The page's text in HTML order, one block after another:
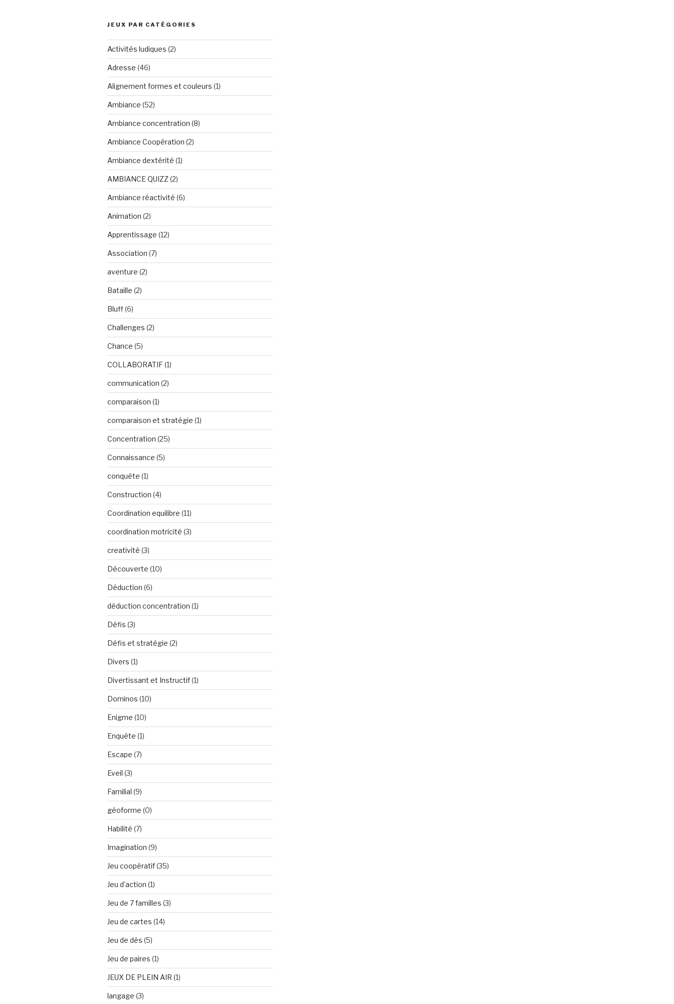
JEUX PAR CATÉGORIES
Activités ludiques (2)
Adresse (46)
Alignement formes et couleurs (1)
Ambiance (52)
Ambiance concentration (8)
Ambiance Coopération (2)
Ambiance dextérité (1)
AMBIANCE QUIZZ (2)
Ambiance réactivité (6)
Animation (2)
Apprentissage (12)
Association (7)
aventure (2)
Bataille (2)
Bluff(6)
Challenges (2)
Chance (5)
COLLABORATIF(1)
communication (2)
comparaison (1)
comparaison et stratégie (1)
Concentration (25)
Connaissance (5)
conquête (1)
Construction (4)
Coordination equilibre (11)
coordination motricité (3)
creativité (3)
Découverte (10)
Déduction (6)
déduction concentration (1)
Défis (3)
Défis et stratégie (2)
Divers (1)
Divertissant et Instructif(1)
Dominos (10)
Enigme (10)
Enquête (1)
Escape (7)
Eveil (3)
Familial (9)
géoforme (0)
Habilité (7)
Imagination (9)
Jeu coopératif(35)
Jeu d'action (1)
Jeu de 7 familles (3)
Jeu de cartes (14)
Jeu de dés (5)
Jeu de paires (1)
JEUX DE PLEIN AIR (1)
langage (3)